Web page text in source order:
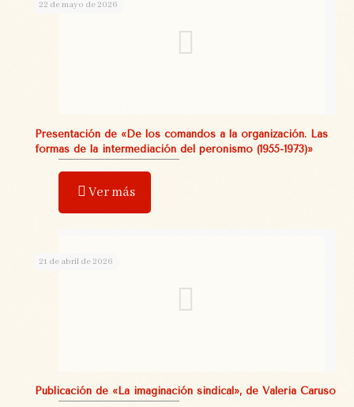
22 de mayo de 2026
Presentación de «De los comandos a la organización. Las
formas de la intermediación del peronismo (1955-1973)»
Ver más
21 de abril de 2026
Publicación de «La imaginación sindical», de Valeria Caruso